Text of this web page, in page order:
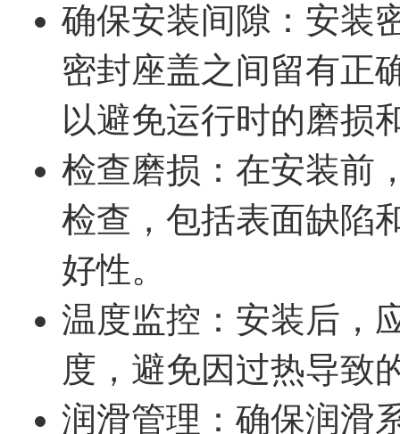
确保安装间隙：安装
密封座盖之间留有正
以避免运行时的磨损
检查磨损：在安装前
检查，包括表面缺陷
好性。
温度监控：安装后，
度，避免因过热导致
润滑管理：确保润滑